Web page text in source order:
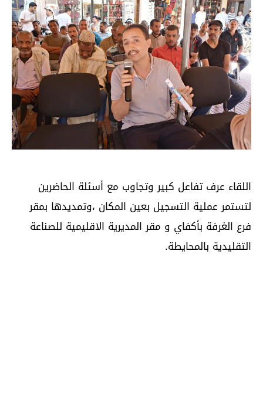
اللقاء عرف تفاعل كبير وتجاوب مع أسئلة الحاضرين
لتستمر عملية التسجيل بعين المكان ،وتمديدها بمقر
فرع الغرفة بأكفاي و مقر المديرية الاقليمية للصناعة
التقليدية بالمحايطة.